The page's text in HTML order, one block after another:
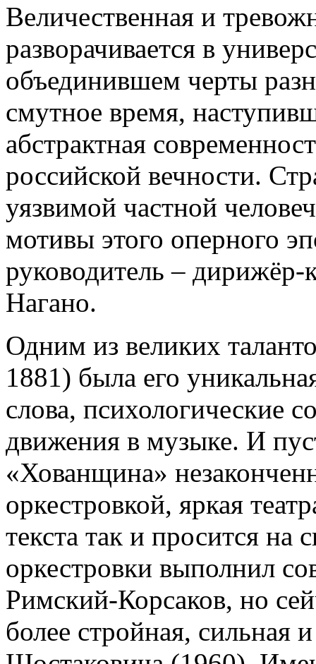
Величественная и
разворачивается в
объединившем черты
смутное время,
абстрактная
российской вечности.
уязвимой частной
мотивы этого оперного
руководитель –
Нагано.
Одним из великих
1881) была его
слова, психологические
движения в музыке. И
«Хованщина»
оркестровкой, яркая
текста так и просится на
оркестровки выполнил
Римский-Корсаков, но
более стройная, сильная